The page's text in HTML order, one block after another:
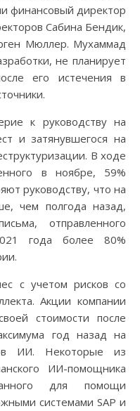
финансовый директор
Сабина Бендик,
Мюллер. Мухаммад
не планирует
его истечения в
к руководству на
и затянувшегося на
В ходе
в ноябре, 59%
руководству, что на
чем полгода назад,
отправленного
года более 80%
с учетом рисков со
Акции компании
стоимости после
год назад на
ИИ. Некоторые из
ИИ-помощника
для помощи
системами SAP и